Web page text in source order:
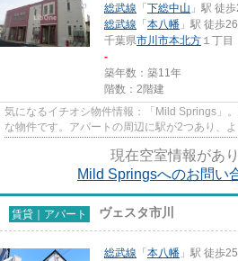
総武線 「 下総中山 」駅 徒
総武線 「 本八幡 」駅 徒歩
千葉県市川市本北方 １丁目
-
築年数：築11年
階数：2階建
気になるイチオシ物件情報：「Mild Springs」
な物件です。アパートの周辺に駅が2つあり、
現在空室情報があり
Mild Springsへのお問い
賃貸｜アパート ヴェスタ市川
総武線 「 本八幡 」駅 徒歩